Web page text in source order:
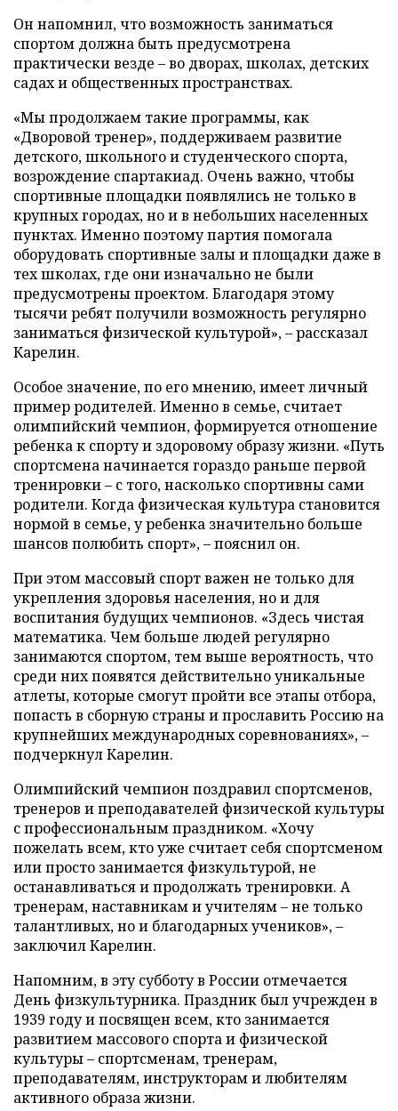
Он напомнил, что возможность заниматься
спортом должна быть предусмотрена
практически везде – во дворах, школах, детских
садах и общественных пространствах.
«Мы продолжаем такие программы, как
«Дворовой тренер», поддерживаем развитие
детского, школьного и студенческого спорта,
возрождение спартакиад. Очень важно, чтобы
спортивные площадки появлялись не только в
крупных городах, но и в небольших населенных
пунктах. Именно поэтому партия помогала
оборудовать спортивные залы и площадки даже в
тех школах, где они изначально не были
предусмотрены проектом. Благодаря этому
тысячи ребят получили возможность регулярно
заниматься физической культурой», – рассказал
Карелин.
Особое значение, по его мнению, имеет личный
пример родителей. Именно в семье, считает
олимпийский чемпион, формируется отношение
ребенка к спорту и здоровому образу жизни. «Путь
спортсмена начинается гораздо раньше первой
тренировки – с того, насколько спортивны сами
родители. Когда физическая культура становится
нормой в семье, у ребенка значительно больше
шансов полюбить спорт», – пояснил он.
При этом массовый спорт важен не только для
укрепления здоровья населения, но и для
воспитания будущих чемпионов. «Здесь чистая
математика. Чем больше людей регулярно
занимаются спортом, тем выше вероятность, что
среди них появятся действительно уникальные
атлеты, которые смогут пройти все этапы отбора,
попасть в сборную страны и прославить Россию на
крупнейших международных соревнованиях», –
подчеркнул Карелин.
Олимпийский чемпион поздравил спортсменов,
тренеров и преподавателей физической культуры
с профессиональным праздником. «Хочу
пожелать всем, кто уже считает себя спортсменом
или просто занимается физкультурой, не
останавливаться и продолжать тренировки. А
тренерам, наставникам и учителям – не только
талантливых, но и благодарных учеников», –
заключил Карелин.
Напомним, в эту субботу в России отмечается
День физкультурника. Праздник был учрежден в
1939 году и посвящен всем, кто занимается
развитием массового спорта и физической
культуры – спортсменам, тренерам,
преподавателям, инструкторам и любителям
активного образа жизни.